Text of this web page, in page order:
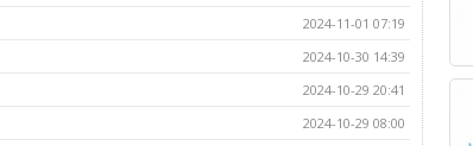
2024-11-01 07:19
2024-10-30 14:39
2024-10-29 20:41
2024-10-29 08:00